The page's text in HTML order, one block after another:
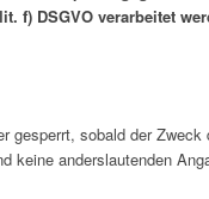
f) DSGVO verarbeitet
sobald der
anderslautenden